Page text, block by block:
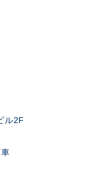
ル2F